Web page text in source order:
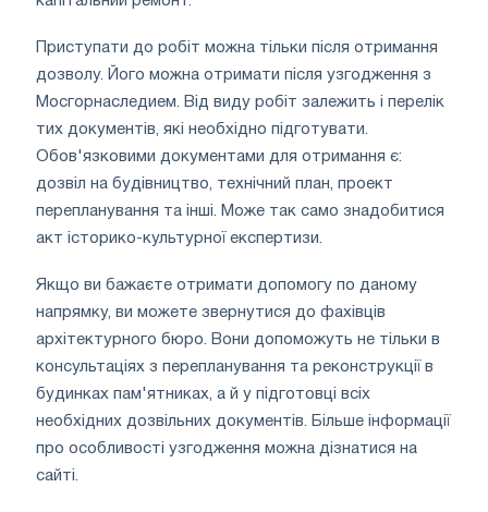
Приступати до робіт можна тільки після отримання
дозволу. Його можна отримати після узгодження з
Мосгорнаследием. Від виду робіт залежить і перелік
тих документів, які необхідно підготувати.
Обов'язковими документами для отримання є:
дозвіл на будівництво, технічний план, проект
перепланування та інші. Може так само знадобитися
акт історико-культурної експертизи.
Якщо ви бажаєте отримати допомогу по даному
напрямку, ви можете звернутися до фахівців
архітектурного бюро. Вони допоможуть не тільки в
консультаціях з перепланування та реконструкції в
будинках пам'ятниках, а й у підготовці всіх
необхідних дозвільних документів. Більше інформації
про особливості узгодження можна дізнатися на
сайті.